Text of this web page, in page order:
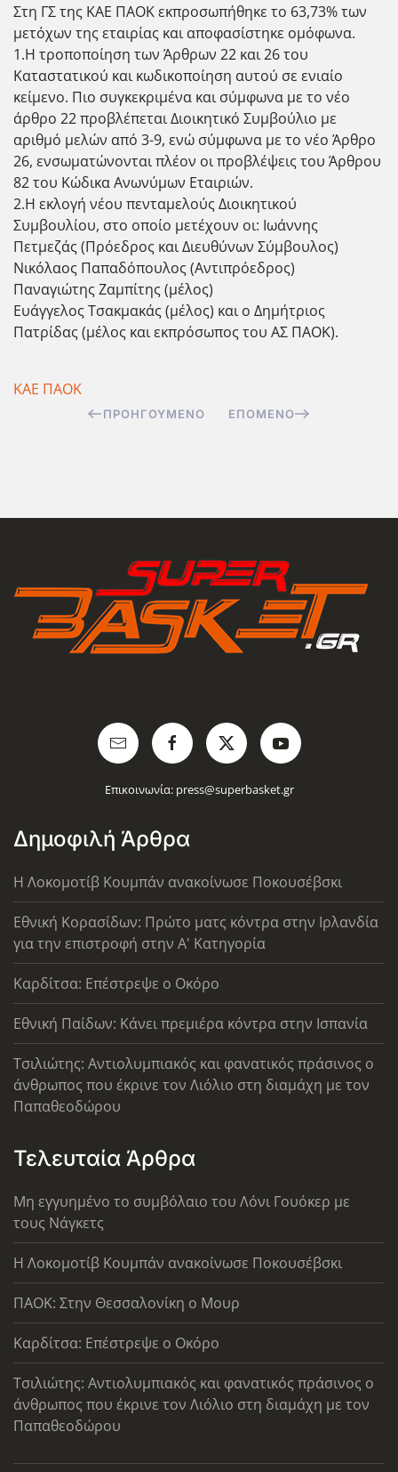
Στη ΓΣ της ΚΑΕ ΠΑΟΚ εκπροσωπήθηκε το 63,73% των
μετόχων της εταιρίας και αποφασίστηκε ομόφωνα.
1.Η τροποποίηση των Άρθρων 22 και 26 του
Καταστατικού και κωδικοποίηση αυτού σε ενιαίο
κείμενο. Πιο συγκεκριμένα και σύμφωνα με το νέο
άρθρο 22 προβλέπεται Διοικητικό Συμβούλιο με
αριθμό μελών από 3-9, ενώ σύμφωνα με το νέο Άρθρο
26, ενσωματώνονται πλέον οι προβλέψεις του Άρθρου
82 του Κώδικα Ανωνύμων Εταιριών.
2.Η εκλογή νέου πενταμελούς Διοικητικού
Συμβουλίου, στο οποίο μετέχουν οι: Ιωάννης
Πετμεζάς (Πρόεδρος και Διευθύνων Σύμβουλος)
Νικόλαος Παπαδόπουλος (Αντιπρόεδρος)
Παναγιώτης Ζαμπίτης (μέλος)
Ευάγγελος Τσακμακάς (μέλος) και ο Δημήτριος
Πατρίδας (μέλος και εκπρόσωπος του ΑΣ ΠΑΟΚ).
ΚΑΕ ΠΑΟΚ
ΠΡΟΗΓΟΎΜΕΝΟ ΕΠΌΜΕΝΟ
Επικοινωνία: press@superbasket.gr
Δημοφιλή Άρθρα
Η Λοκομοτίβ Κουμπάν ανακοίνωσε Ποκουσέβσκι
Εθνική Κορασίδων: Πρώτο ματς κόντρα στην Ιρλανδία
για την επιστροφή στην Α' Κατηγορία
Καρδίτσα: Επέστρεψε ο Οκόρο
Εθνική Παίδων: Κάνει πρεμιέρα κόντρα στην Ισπανία
Τσιλιώτης: Αντιολυμπιακός και φανατικός πράσινος ο
άνθρωπος που έκρινε τον Λιόλιο στη διαμάχη με τον
Παπαθεοδώρου
Τελευταία Άρθρα
Μη εγγυημένο το συμβόλαιο του Λόνι Γουόκερ με
τους Νάγκετς
Η Λοκομοτίβ Κουμπάν ανακοίνωσε Ποκουσέβσκι
ΠΑΟΚ: Στην Θεσσαλονίκη ο Μουρ
Καρδίτσα: Επέστρεψε ο Οκόρο
Τσιλιώτης: Αντιολυμπιακός και φανατικός πράσινος ο
άνθρωπος που έκρινε τον Λιόλιο στη διαμάχη με τον
Παπαθεοδώρου